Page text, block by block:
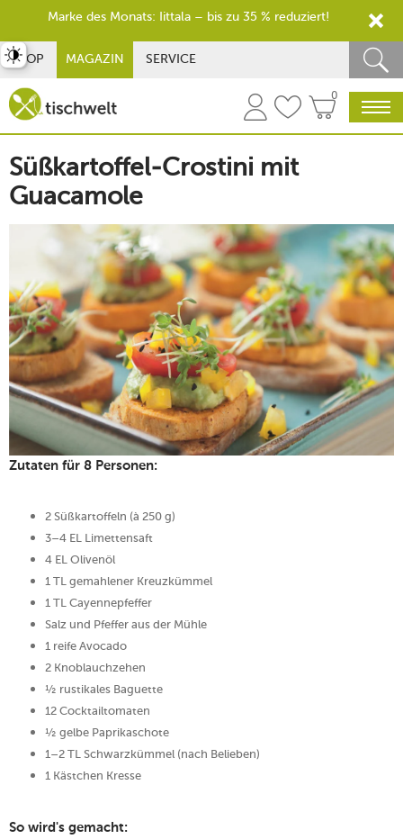
SHOP MAGAZIN SERVICE
0
Süßkartoffel-Crostini mit
Guacamole
Zutaten für 8 Personen:
2 Süßkartoffeln (à 250 g)
3–4 EL Limettensaft
4 EL Olivenöl
1 TL gemahlener Kreuzkümmel
1 TL Cayennepfeffer
Salz und Pfeffer aus der Mühle
1 reife Avocado
2 Knoblauchzehen
½ rustikales Baguette
12 Cocktailtomaten
½ gelbe Paprikaschote
1–2 TL Schwarzkümmel (nach Belieben)
1 Kästchen Kresse
So wird's gemacht:
umschalten
Marke des Monats: Iittala – bis zu 35 % reduziert!